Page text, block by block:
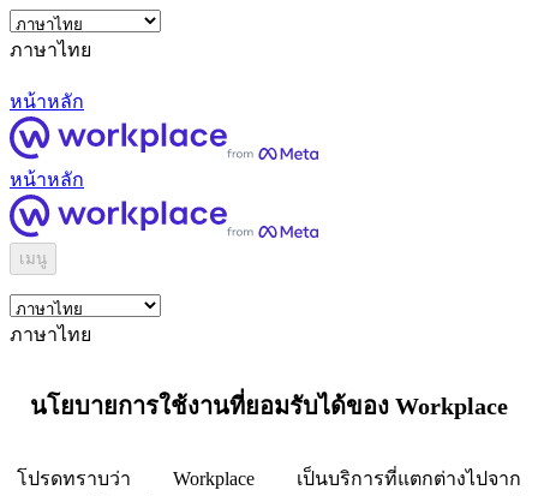
ภาษาไทย
หน้าหลัก
หน้าหลัก
เมนู
ภาษาไทย
นโยบายการใช้งานที่ยอมรับได้ของ Workplace
โปรดทราบว่า Workplace เป็นบริการที่แตกต่างไปจาก